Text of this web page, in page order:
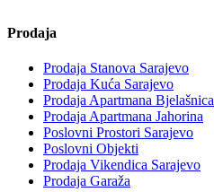
Prodaja
Prodaja Stanova Sarajevo
Prodaja Kuća Sarajevo
Prodaja Apartmana Bjelašnica
Prodaja Apartmana Jahorina
Poslovni Prostori Sarajevo
Poslovni Objekti
Prodaja Vikendica Sarajevo
Prodaja Garaža